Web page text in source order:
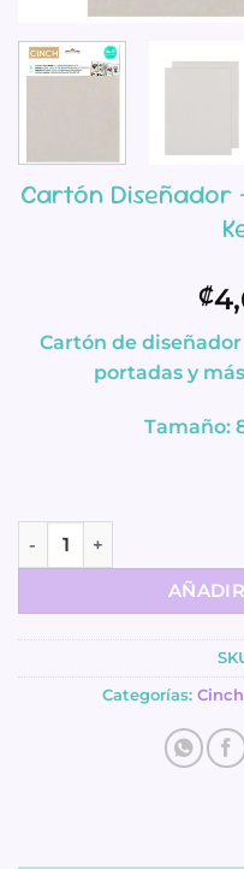
Cartón Diseñador
₡
Cartón de
portadas y
Tamaño:
Cartón Diseñador -
Categorías: Cinch